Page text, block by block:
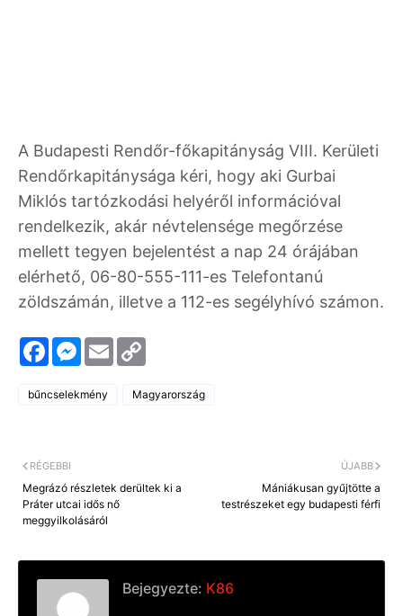
A Budapesti Rendőr-főkapitányság VIII. Kerületi
Rendőrkapitánysága kéri, hogy aki Gurbai
Miklós tartózkodási helyéről információval
rendelkezik, akár névtelensége megőrzése
mellett tegyen bejelentést a nap 24 órájában
elérhető, 06-80-555-111-es Telefontanú
zöldszámán, illetve a 112-es segélyhívó számon.
F
a
e
b
M
e
s
e
E
m
y
L
bűncselekmény Magyarország
ÚJABB
Mániákusan gyűjtötte a
testrészeket egy budapesti férfi
RÉGEBBI
Megrázó részletek derültek ki a
Práter utcai idős nő
meggyilkolásáról
Bejegyezte: K86